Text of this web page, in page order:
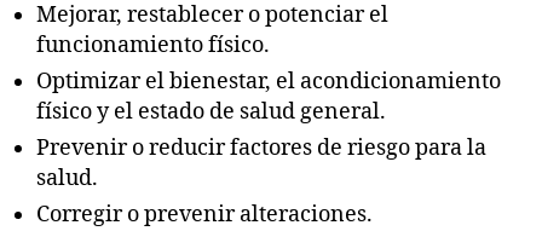
Mejorar, restablecer o potenciar el
funcionamiento físico.
Optimizar el bienestar, el acondicionamiento
físico y el estado de salud general.
Prevenir o reducir factores de riesgo para la
salud.
Corregir o prevenir alteraciones.